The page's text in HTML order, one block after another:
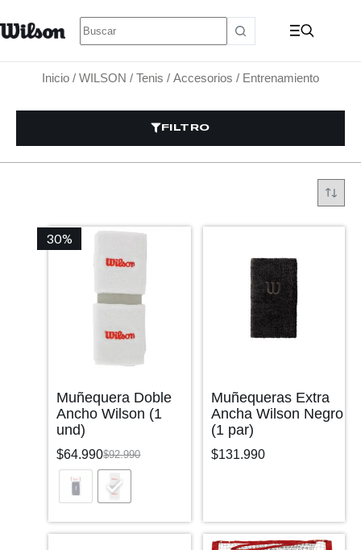
Inicio / WILSON / Tenis / Accesorios / Entrenamiento
FILTRO
30%
Muñequera Doble
Ancho Wilson (1
und)
$92.990
$64.990
Muñequeras Extra
Ancha Wilson Negro
(1 par)
$131.990